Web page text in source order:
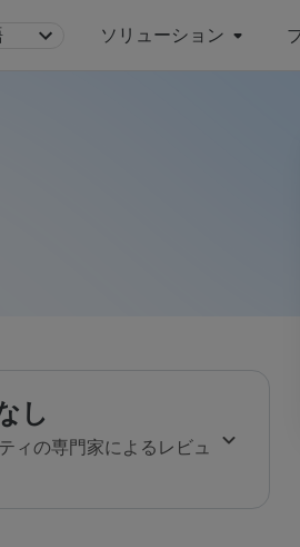
ソリューション
し
ィの専門家によるレビュ